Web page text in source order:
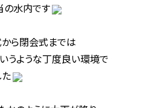
の水内です
ら閉会式までは
うような丁度良い環境で